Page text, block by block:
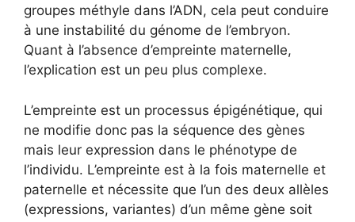
groupes méthyle dans l’ADN, cela peut conduire
à une instabilité du génome de l’embryon.
Quant à l’absence d’empreinte maternelle,
l’explication est un peu plus complexe.
L’empreinte est un processus épigénétique, qui
ne modifie donc pas la séquence des gènes
mais leur expression dans le phénotype de
l’individu. L’empreinte est à la fois maternelle et
paternelle et nécessite que l’un des deux allèles
(expressions, variantes) d’un même gène soit